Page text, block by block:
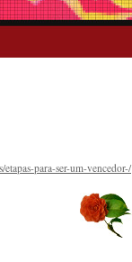
para-ser-um-vencedor-/